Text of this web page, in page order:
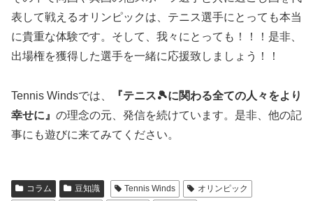
表して戦えるオリンピックは、テニス選手にとっても本当
に貴重な体験です。そして、我々にとっても！！！是非、
出場権を獲得した選手を一緒に応援致しましょう！！
Tennis Windsでは、
『テニス🎾に関わる全ての人々をより
幸せに』 の理念の元、発信を続けています。是非、他の記
事にも遊びに来てみてください。
コラム 豆知識 Tennis Winds
オリンピック